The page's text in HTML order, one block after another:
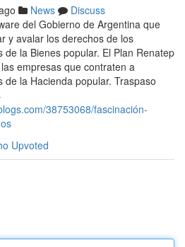
News
Discuss
del Gobierno de Argentina que
y avalar los derechos de los
la Bienes popular. El Plan Renatep
empresas que contraten a
la Hacienda popular. Traspaso
38753068/fascinación-
Upvoted